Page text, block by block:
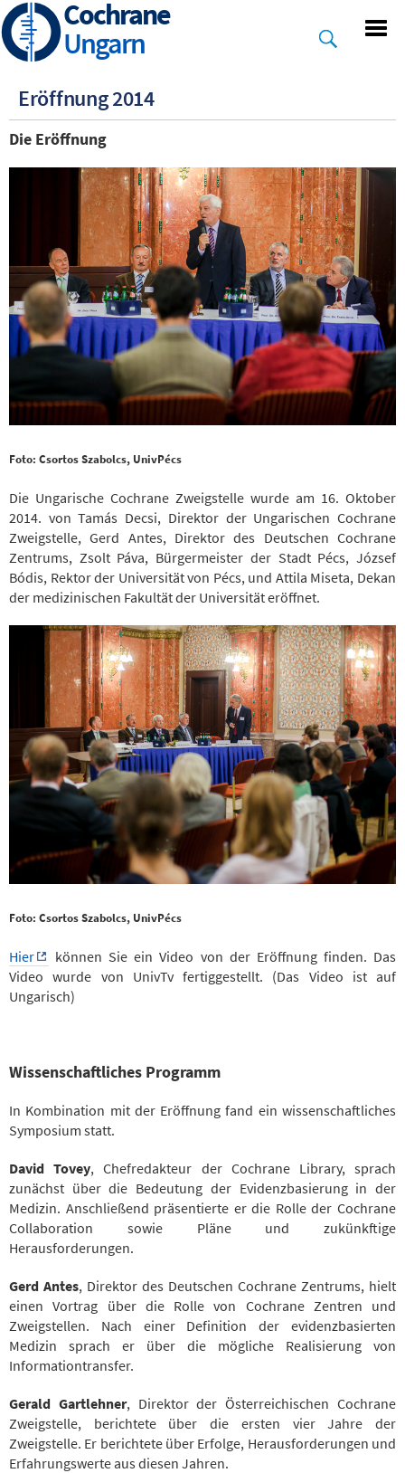
Skip
to
main
Cochrane
Ungarn
Eröffnung 2014
Die Eröffnung
Foto: Csortos Szabolcs, UnivPécs
Die Ungarische Cochrane Zweigstelle wurde am 16. Oktober
2014. von Tamás Decsi, Direktor der Ungarischen Cochrane
Zweigstelle, Gerd Antes, Direktor des Deutschen Cochrane
Zentrums, Zsolt Páva, Bürgermeister der Stadt Pécs, József
Bódis, Rektor der Universität von Pécs, und Attila Miseta, Dekan
der medizinischen Fakultät der Universität eröffnet.
Foto: Csortos Szabolcs, UnivPécs
Hier
können Sie ein Video von der Eröffnung finden. Das
Video wurde von UnivTv fertiggestellt. (Das Video ist auf
Ungarisch)
Wissenschaftliches Programm
In Kombination mit der Eröffnung fand ein wissenschaftliches
Symposium statt.
David Tovey, Chefredakteur der Cochrane Library, sprach
zunächst über die Bedeutung der Evidenzbasierung in der
Medizin. Anschließend präsentierte er die Rolle der Cochrane
Collaboration sowie Pläne und zukünkftige
Herausforderungen.
Gerd Antes, Direktor des Deutschen Cochrane Zentrums, hielt
einen Vortrag über die Rolle von Cochrane Zentren und
Zweigstellen. Nach einer Definition der evidenzbasierten
Medizin sprach er über die mögliche Realisierung von
Informationtransfer.
Gerald Gartlehner, Direktor der Österreichischen Cochrane
Zweigstelle, berichtete über die ersten vier Jahre der
Zweigstelle. Er berichtete über Erfolge, Herausforderungen und
Erfahrungswerte aus diesen Jahren.